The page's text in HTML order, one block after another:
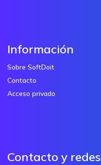
Información
Sobre SoftDoit
Contacto
Acceso privado
Contacto y redes